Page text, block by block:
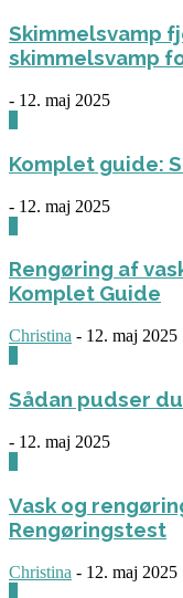
Skimmelsvamp
skimmelsvamp
- 12. maj 2025
Komplet guide:
- 12. maj 2025
Rengøring af
Komplet Guide
Christina - 12. maj 2025
Sådan pudser
- 12. maj 2025
Vask og
Rengøringstest
Christina - 12. maj 2025